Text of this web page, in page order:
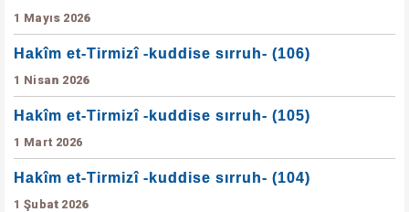
1 Mayıs 2026
Hakîm et-Tirmizî -kuddise sırruh- (106)
1 Nisan 2026
Hakîm et-Tirmizî -kuddise sırruh- (105)
1 Mart 2026
Hakîm et-Tirmizî -kuddise sırruh- (104)
1 Şubat 2026